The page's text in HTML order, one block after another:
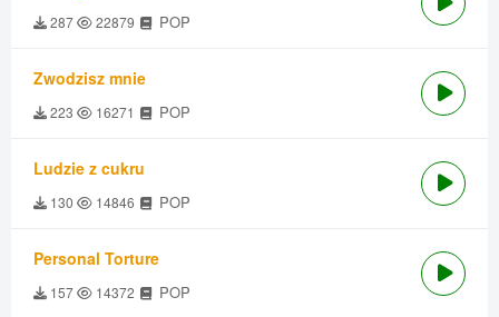
287 22879 POP
Zwodzisz mnie
223 16271 POP
Ludzie z cukru
130 14846 POP
Personal Torture
157 14372 POP